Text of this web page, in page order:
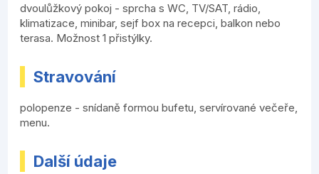
dvoulůžkový pokoj - sprcha s WC, TV/SAT, rádio,
klimatizace, minibar, sejf box na recepci, balkon nebo
terasa. Možnost 1 přistýlky.
Stravování
polopenze - snídaně formou bufetu, servírované večeře,
menu.
Další údaje